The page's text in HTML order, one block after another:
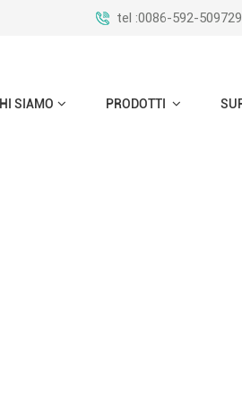
tel :0086-592-
SIAMO PRODOTTI